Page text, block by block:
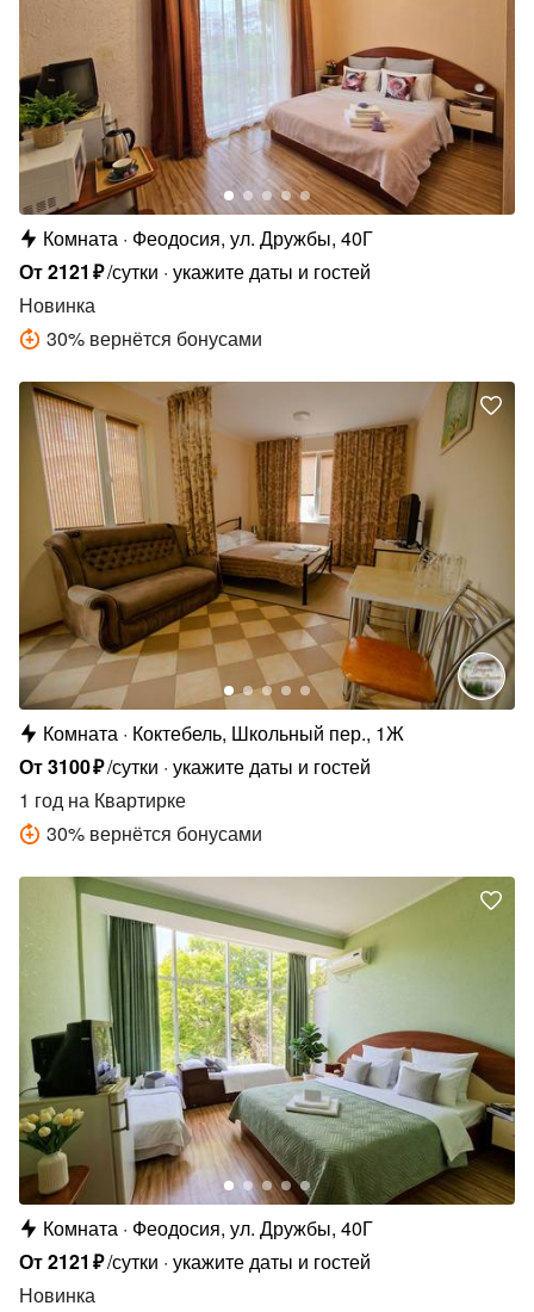
Комната Феодосия, ул. Дружбы, 40Г
От2121 ₽/сутки укажите даты и гостей
Новинка
30% вернётся бонусами
Комната Коктебель, Школьный пер., 1Ж
От3100₽/сутки укажите даты и гостей
1 год на Квартирке
30% вернётся бонусами
Комната
Феодосия, ул. Дружбы, 40Г
От2121 ₽/сутки укажите даты и гостей
Новинка